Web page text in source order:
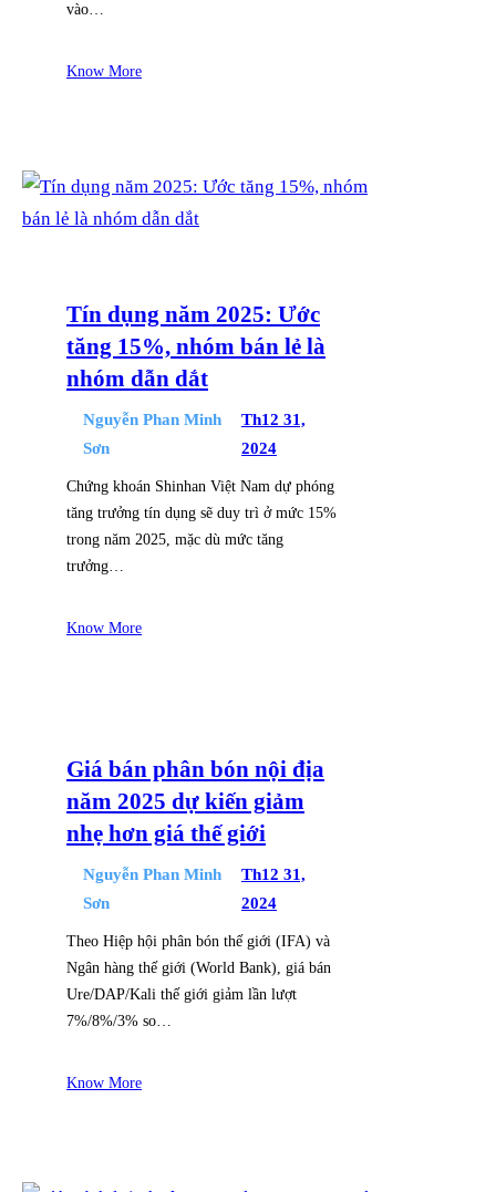
vào…
Know More
Tín dụng năm 2025: Ước
tăng 15%, nhóm bán lẻ là
nhóm dẫn dắt
Nguyễn Phan Minh
Sơn
Th12 31,
2024
Chứng khoán Shinhan Việt Nam dự phóng
tăng trưởng tín dụng sẽ duy trì ở mức 15%
trong năm 2025, mặc dù mức tăng
trưởng…
Know More
Giá bán phân bón nội địa
năm 2025 dự kiến giảm
nhẹ hơn giá thế giới
Nguyễn Phan Minh
Sơn
Th12 31,
2024
Theo Hiệp hội phân bón thế giới (IFA) và
Ngân hàng thế giới (World Bank), giá bán
Ure/DAP/Kali thế giới giảm lần lượt
7%/8%/3% so…
Know More